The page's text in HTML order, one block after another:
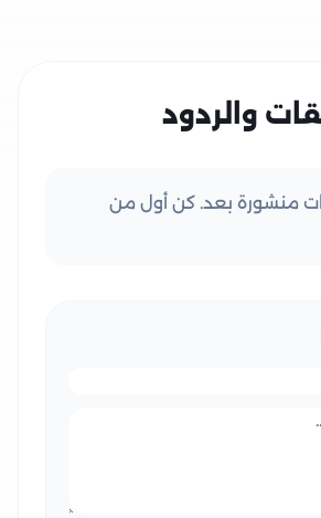
والردود
منشورة بعد. كن أول من